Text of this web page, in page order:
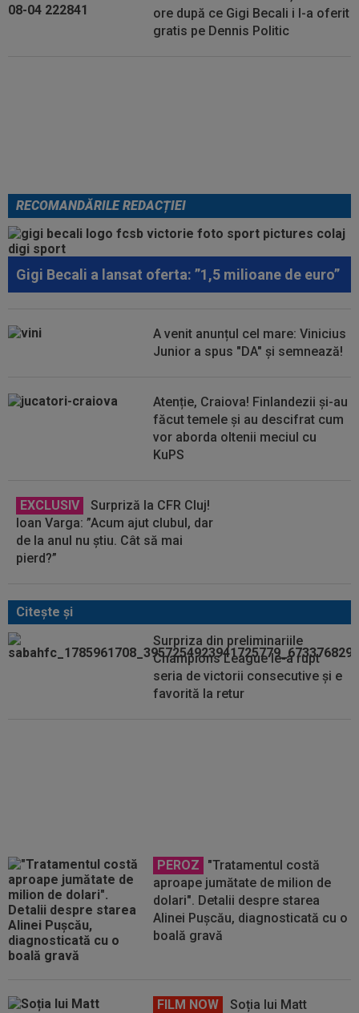
ore după ce Gigi Becali i l-a oferit
gratis pe Dennis Politic
RECOMANDĂRILE REDACȚIEI
Gigi Becali a lansat oferta: ”1,5 milioane de euro”
A venit anunțul cel mare: Vinicius
Junior a spus "DA" și semnează!
Atenție, Craiova! Finlandezii și-au
făcut temele și au descifrat cum
vor aborda oltenii meciul cu
KuPS
EXCLUSIV
Surpriză la CFR Cluj!
Ioan Varga: ”Acum ajut clubul, dar
de la anul nu știu. Cât să mai
pierd?”
Citeşte şi
Surpriza din preliminariile
Champions League le-a rupt
seria de victorii consecutive și e
favorită la retur
PEROZ
"Tratamentul costă
aproape jumătate de milion de
dolari". Detalii despre starea
Alinei Pușcău, diagnosticată cu o
boală gravă
FILM NOW
Soția lui Matt